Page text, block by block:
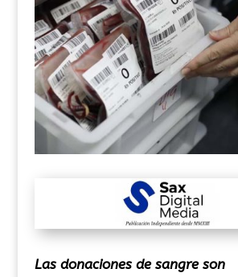
Las donaciones de sangre son